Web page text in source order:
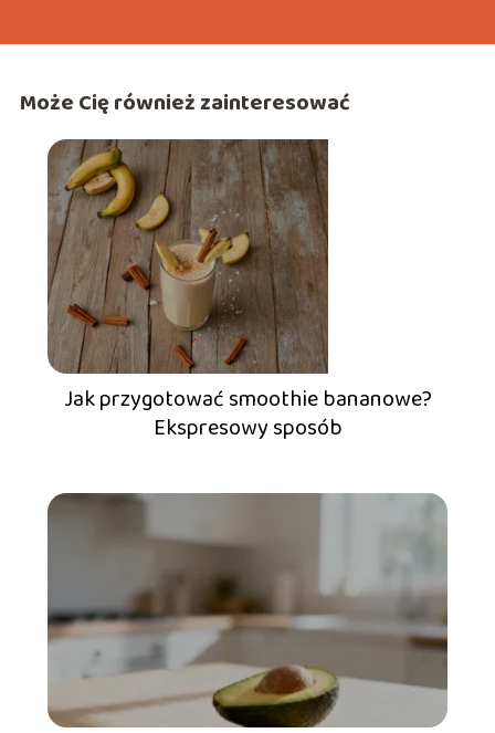
Może Cię również zainteresować
Jak przygotować smoothie bananowe?
Ekspresowy sposób